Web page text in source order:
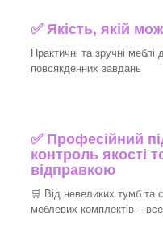
✅ Якість, якій
Практичні та зручні
повсякденних завдань
✅ Професійний
контроль якості
відправкою
🛒 Від невеликих тумб та
меблевих комплектів –